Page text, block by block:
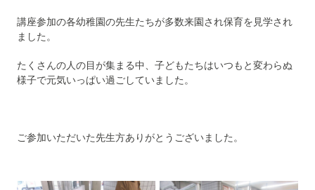
講座参加の各幼稚園の先生たちが多数来園され保育を見学され
ました。
たくさんの人の目が集まる中、子どもたちはいつもと変わらぬ
様子で元気いっぱい過ごしていました。
ご参加いただいた先生方ありがとうございました。